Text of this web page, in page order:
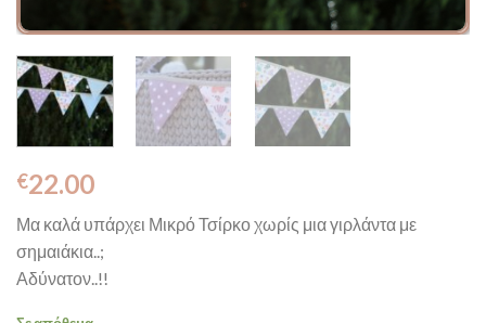
€22.00
Μα καλά υπάρχει Μικρό Τσίρκο χωρίς μια γιρλάντα με
σημαιάκια..;
Αδύνατον..!!